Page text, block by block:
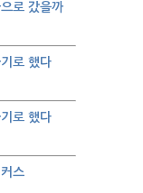
로 갔을까
로 했다
로 했다
스